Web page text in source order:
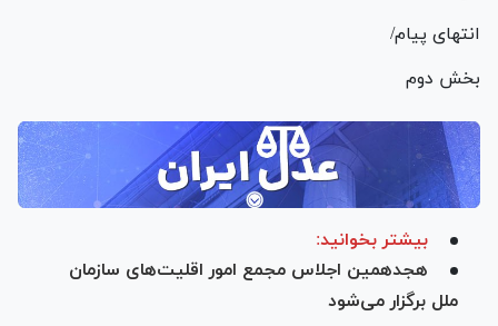
انتهای پیام/
بخش دوم
بیشتر بخوانید:
هجدهمین اجلاس مجمع امور اقلیت‌های سازمان
ملل برگزار می‌شود